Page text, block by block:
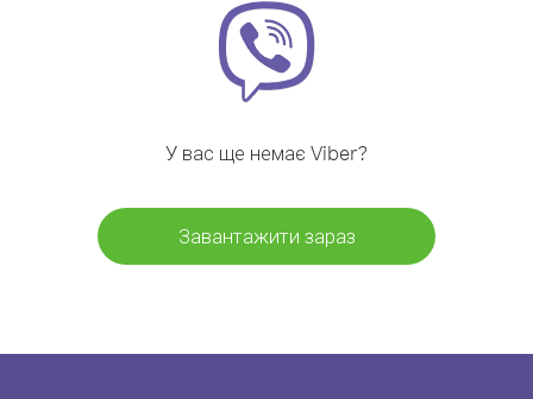
У вас ще немає Viber?
Завантажити зараз